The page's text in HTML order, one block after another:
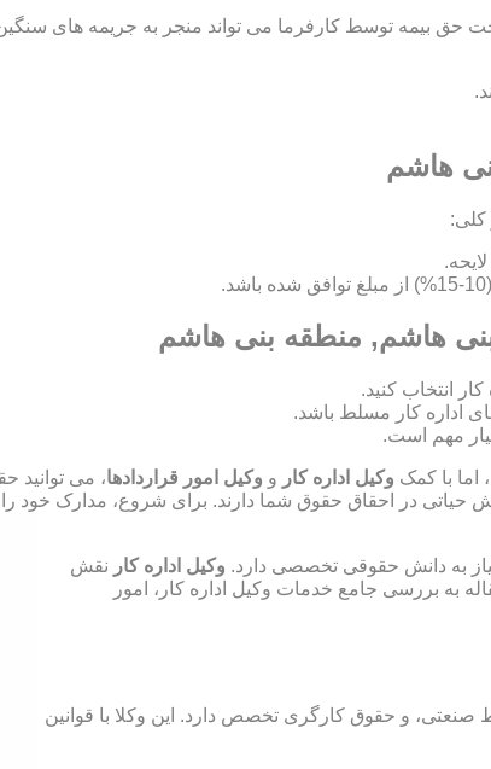
بیمه توسط کارفرما می تواند منجر به جریمه های سنگین
هاشم
کلی:
بنی هاشم, منطقه بنی هاشم
اداره کار مسلط باشد.
مهم است.
اما با کمک وکیل اداره کار و وکیل امور قراردادها، می توانید
حیاتی در احقاق حقوق شما دارند. برای شروع، مدارک خود
به دانش حقوقی تخصصی دارد. وکیل اداره کار نقش
به بررسی جامع خدمات وکیل اداره کار، امور
و حقوق کارگری تخصص دارد. این وکلا با قوانین